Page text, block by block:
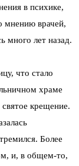
в психике,
мнению врачей,
много лет назад.
что стало
храме
крещение.
Более
и, в общем-то,